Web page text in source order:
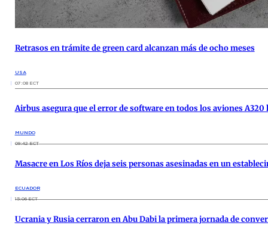
Retrasos en trámite de green card alcanzan más de ocho meses
USA
07:08 ECT
Airbus asegura que el error de software en todos los aviones
MUNDO
09:42 ECT
Masacre en Los Ríos deja seis personas asesinadas en un
ECUADOR
15:06 ECT
Ucrania y Rusia cerraron en Abu Dabi la primera jornada de